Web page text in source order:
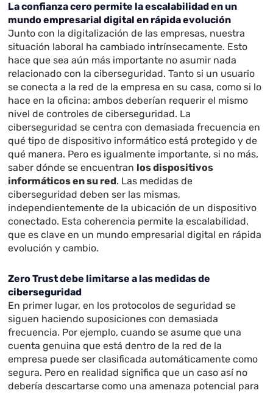
La confianza cero permite la escalabilidad en un
mundo empresarial digital en rápida evolución
Junto con la digitalización de las empresas, nuestra
situación laboral ha cambiado intrínsecamente. Esto
hace que sea aún más importante no asumir nada
relacionado con la ciberseguridad. Tanto si un usuario
se conecta a la red de la empresa en su casa, como si lo
hace en la oficina: ambos deberían requerir el mismo
nivel de controles de ciberseguridad. La
ciberseguridad se centra con demasiada frecuencia en
qué tipo de dispositivo informático está protegido y de
qué manera. Pero es igualmente importante, si no más,
saber dónde se encuentran los dispositivos
informáticos en su red. Las medidas de
ciberseguridad deben ser las mismas,
independientemente de la ubicación de un dispositivo
conectado. Esta coherencia permite la escalabilidad,
que es clave en un mundo empresarial digital en rápida
evolución y cambio.
Zero Trust debe limitarse a las medidas de
ciberseguridad
En primer lugar, en los protocolos de seguridad se
siguen haciendo suposiciones con demasiada
frecuencia. Por ejemplo, cuando se asume que una
cuenta genuina que está dentro de la red de la
empresa puede ser clasificada automáticamente como
segura. Pero en realidad significa que un caso así no
debería descartarse como una amenaza potencial para